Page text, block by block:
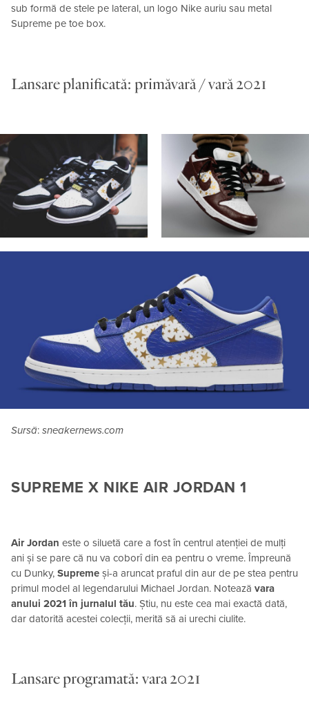
sub formă de stele pe lateral, un logo Nike auriu sau metal
Supreme pe toe box.
Lansare planificată: primăvară / vară 2021
Sursă: sneakernews.com
SUPREME X NIKE AIR JORDAN 1
Air Jordan este o siluetă care a fost în centrul atenției de mulți
ani și se pare că nu va coborî din ea pentru o vreme. Împreună
cu Dunky, Supreme și-a aruncat praful din aur de pe stea pentru
primul model al legendarului Michael Jordan. Notează vara
anului 2021 în jurnalul tău. Știu, nu este cea mai exactă dată,
dar datorită acestei colecții, merită să ai urechi ciulite.
Lansare programată: vara 2021